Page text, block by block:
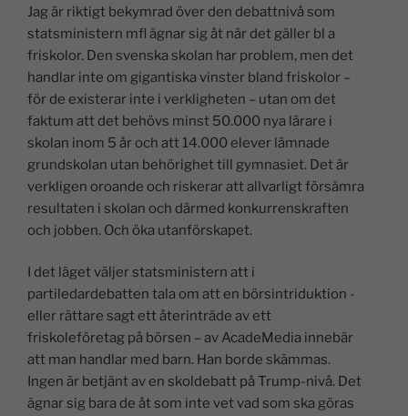
k
Jag är riktigt bekymrad över den debattnivå som
statsministern mfl ägnar sig åt när det gäller bl a
friskolor. Den svenska skolan har problem, men det
handlar inte om gigantiska vinster bland friskolor –
för de existerar inte i verkligheten – utan om det
faktum att det behövs minst 50.000 nya lärare i
skolan inom 5 år och att 14.000 elever lämnade
grundskolan utan behörighet till gymnasiet. Det är
verkligen oroande och riskerar att allvarligt försämra
resultaten i skolan och därmed konkurrenskraften
och jobben. Och öka utanförskapet.
I det läget väljer statsministern att i
partiledardebatten tala om att en börsintriduktion -
eller rättare sagt ett återinträde av ett
friskoleföretag på börsen – av AcadeMedia innebär
att man handlar med barn. Han borde skämmas.
Ingen är betjänt av en skoldebatt på Trump-nivå. Det
ägnar sig bara de åt som inte vet vad som ska göras